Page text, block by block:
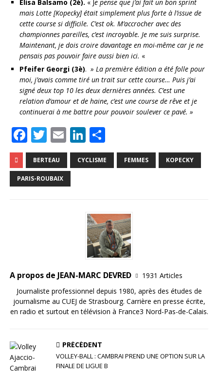
Elisa Balsamo (2è). « Je pense que j’ai fait un bon sprint
mais Lotte [Kopecky] était simplement plus forte à l’issue de
cette course si difficile. C’est ok. M’accrocher avec des
championnes pareilles, c’est incroyable. Je me suis surprise.
Maintenant, je dois croire davantage en moi-même car je ne
pensais pas pouvoir faire aussi bien ici. «
Pfeifer Georgi (3è). » La première édition a été folle pour
moi, j’avais comme tiré un trait sur cette course… Puis j’ai
signé deux top 10 les deux dernières années. C’est une
relation d’amour et de haine, c’est une course de rêve et je
continuerai à me battre pour pouvoir soulever ce pavé. »
F
a
c
e
T
w
it
te
E
m
ai
l
Li
n
k
n
ar
ta
r
BERTEAU CYCLISME FEMMES KOPECKY
PARIS-ROUBAIX
A propos de JEAN-MARC DEVRED
1931 Articles
Journaliste professionnel depuis 1980, après des études de
journalisme au CUEJ de Strasbourg. Carrière en presse écrite,
en radio et surtout en télévision à France3 Nord-Pas-de-Calais.
PRÉCÉDENT
VOLLEY-BALL : CAMBRAI PREND UNE OPTION SUR LA
FINALE DE LIGUE B